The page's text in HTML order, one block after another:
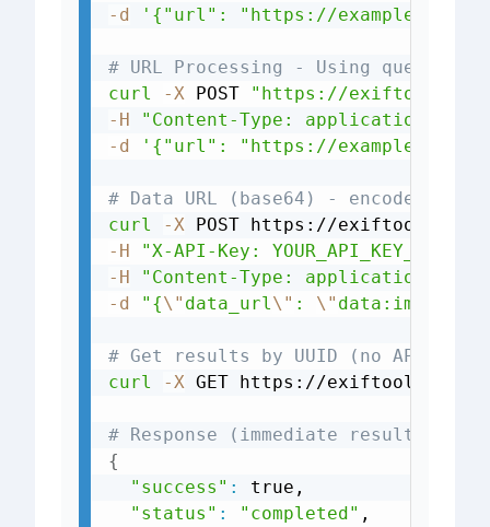
-d
'{"url": "https://example.com/
# URL Processing - Using query
curl
-X POST
"https://exiftools.com/
-H
"Content-Type: application/json"
-d
'{"url": "https://example.com/
# Data URL (base64) - encode a
curl
-X POST https://
-H
"X-API-Key: YOUR_API_KEY_HERE"
-H
"Content-Type: application/json"
-d
"{\" data_url\" : \" data:image/
# Get results by UUID (no API key
curl
-X GET https://exiftools.com/
# Response (immediate results)
{
"success" :
true,
"status" : "completed" ,